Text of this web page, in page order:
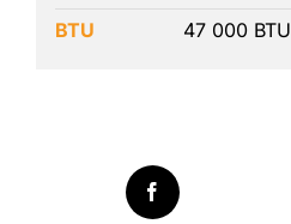
BTU
47 000 BTU